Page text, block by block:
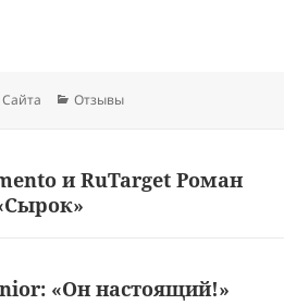
Рубрики
Отзывы
и RuTarget Роман
«Он настоящий!»